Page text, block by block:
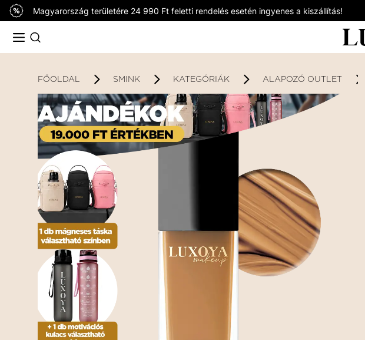
Magyarország területére 24 990 Ft feletti rendelés esetén ingyenes a kiszállítás!
FŐOLDAL SMINK KATEGÓRIÁK ALAPOZÓ OUTLET